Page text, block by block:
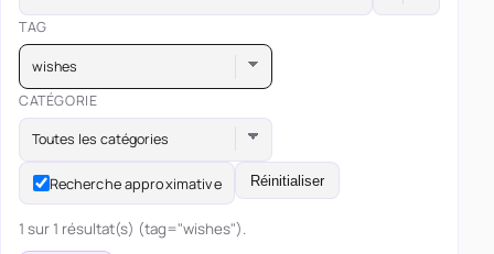
TAG
wishes
CATÉGORIE
Toutes les catégories
Recherche approximative Réinitialiser
1 sur 1 résultat(s) (tag="wishes").